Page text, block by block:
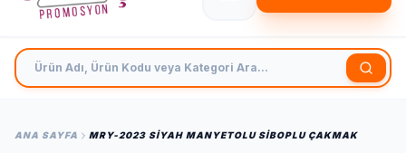
Ürün Adı, Ürün Kodu veya Kategori Ara
ANA SAYFA MRY-2023 SIYAH MANYETOLU SIBOPLU ÇAKMAK